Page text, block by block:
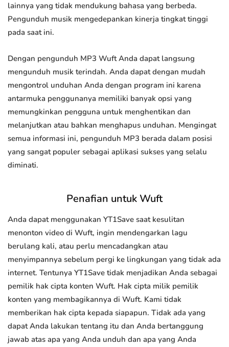
lainnya yang tidak mendukung bahasa yang berbeda.
Pengunduh musik mengedepankan kinerja tingkat tinggi
pada saat ini.
Dengan pengunduh MP3 Wuft Anda dapat langsung
mengunduh musik terindah. Anda dapat dengan mudah
mengontrol unduhan Anda dengan program ini karena
antarmuka penggunanya memiliki banyak opsi yang
memungkinkan pengguna untuk menghentikan dan
melanjutkan atau bahkan menghapus unduhan. Mengingat
semua informasi ini, pengunduh MP3 berada dalam posisi
yang sangat populer sebagai aplikasi sukses yang selalu
diminati.
Penafian untuk Wuft
Anda dapat menggunakan YT1Save saat kesulitan
menonton video di Wuft, ingin mendengarkan lagu
berulang kali, atau perlu mencadangkan atau
menyimpannya sebelum pergi ke lingkungan yang tidak ada
internet. Tentunya YT1Save tidak menjadikan Anda sebagai
pemilik hak cipta konten Wuft. Hak cipta milik pemilik
konten yang membagikannya di Wuft. Kami tidak
memberikan hak cipta kepada siapapun. Tidak ada yang
dapat Anda lakukan tentang itu dan Anda bertanggung
jawab atas apa yang Anda unduh dan apa yang Anda